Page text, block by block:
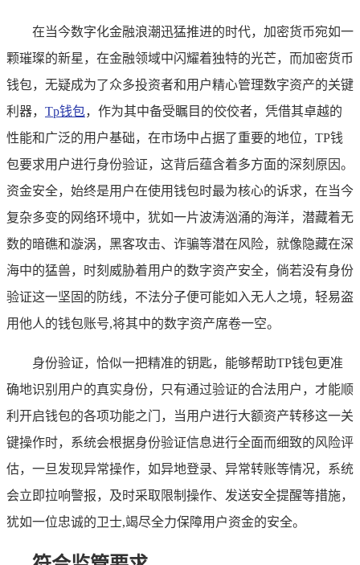
在当今数字化金融浪潮迅猛推进的时代，加密货币宛如一
颗璀璨的新星，在金融领域中闪耀着独特的光芒，而加密货币
钱包，无疑成为了众多投资者和用户精心管理数字资产的关键
利器， Tp钱包，作为其中备受瞩目的佼佼者，凭借其卓越的
性能和广泛的用户基础，在市场中占据了重要的地位，TP钱
包要求用户进行身份验证，这背后蕴含着多方面的深刻原因。
资金安全，始终是用户在使用钱包时最为核心的诉求，在当今
复杂多变的网络环境中，犹如一片波涛汹涌的海洋，潜藏着无
数的暗礁和漩涡，黑客攻击、诈骗等潜在风险，就像隐藏在深
海中的猛兽，时刻威胁着用户的数字资产安全，倘若没有身份
验证这一坚固的防线，不法分子便可能如入无人之境，轻易盗
用他人的钱包账号,将其中的数字资产席卷一空。
身份验证，恰似一把精准的钥匙，能够帮助TP钱包更准
确地识别用户的真实身份，只有通过验证的合法用户，才能顺
利开启钱包的各项功能之门，当用户进行大额资产转移这一关
键操作时，系统会根据身份验证信息进行全面而细致的风险评
估，一旦发现异常操作，如异地登录、异常转账等情况，系统
会立即拉响警报，及时采取限制操作、发送安全提醒等措施，
犹如一位忠诚的卫士,竭尽全力保障用户资金的安全。